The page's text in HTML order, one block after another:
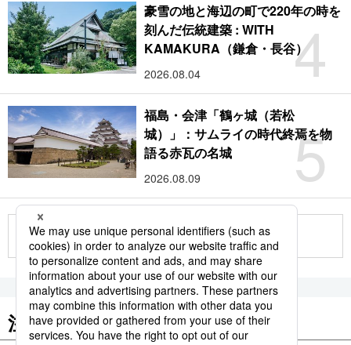
4
豪雪の地と海辺の町で220年の時を
刻んだ伝統建築 : WITH
KAMAKURA（鎌倉・長谷）
2026.08.04
5
福島・会津「鶴ヶ城（若松
城）」：サムライの時代終焉を物
語る赤瓦の名城
2026.08.09
もっと見る
注目のキーワード